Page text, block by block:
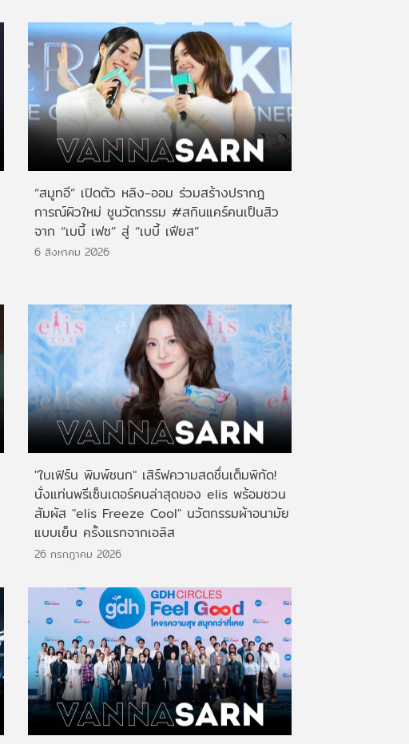
“สมูทอี” เปิดตัว หลิง-ออม ร่วมสร้างปรากฎ
การณ์ผิวใหม่ ชูนวัตกรรม #สกินแคร์คนเป็นสิว
จาก “เบบี้ เฟซ” สู่ “เบบี้ เฟียส”
6 สิงหาคม 2026
"ใบเฟิร์น พิมพ์ชนก" เสิร์ฟความสดชื่นเต็มพิกัด!
นั่งแท่นพรีเซ็นเตอร์คนล่าสุดของ elis พร้อมชวน
สัมผัส "elis Freeze Cool" นวัตกรรมผ้าอนามัย
แบบเย็น ครั้งแรกจากเอลิส
26 กรกฎาคม 2026